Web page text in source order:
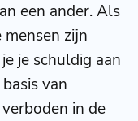
een ander. Als
zijn
je schuldig aan
van
in de